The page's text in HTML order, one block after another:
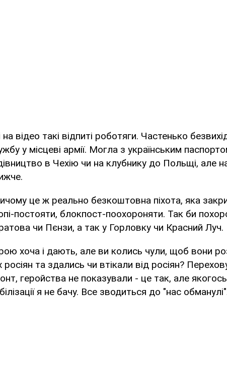
на відео такі відпиті роботяги. Частенько
у місцеві армії. Могла з українським
в Чехію чи на клубнику до Польщі, але
це ж реально безкоштовна піхота, яка
постояти, блокпост-поохороняти. Так би
чи Пєнзи, а так у Горловку чи Красний Луч.
хоча і дають, але ви колись чули, щоб вони
росіян та здались чи втікали від росіян?
геройства не показували - це так, але
я не бачу. Все зводиться до "нас